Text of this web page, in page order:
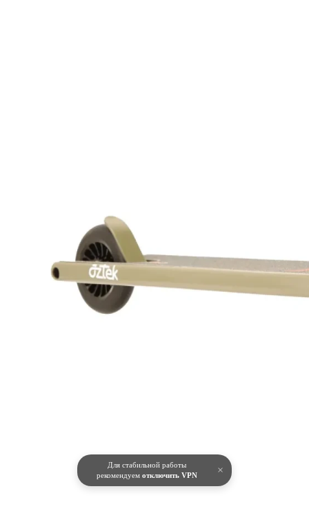
Для стабильной работы
рекомендуем отключить VPN ×